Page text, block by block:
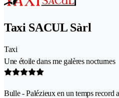
Taxi SACUL Sàrl
Taxi
Une étoile dans me galères nocturnes
Bulle - Palézieux en un temps record